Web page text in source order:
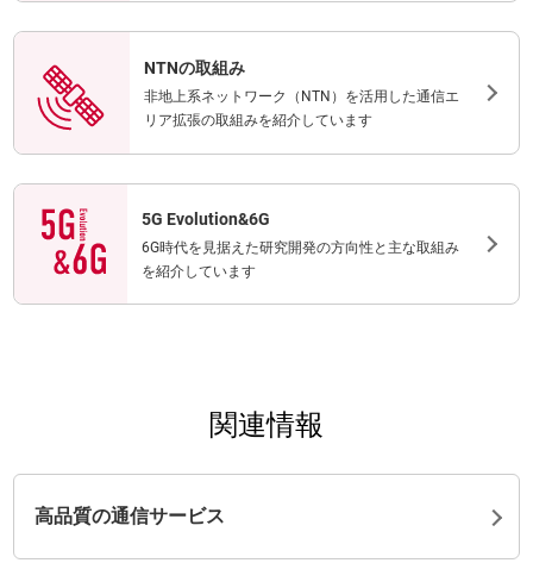
NTNの取組み
非地上系ネットワーク（NTN）を活用した通信エ
リア拡張の取組みを紹介しています
5G Evolution&6G
6G時代を見据えた研究開発の方向性と主な取組み
を紹介しています
関連情報
高品質の通信サービス